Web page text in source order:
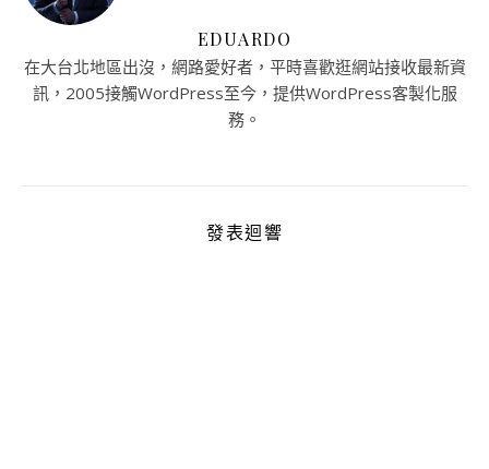
EDUARDO
在大台北地區出沒，網路愛好者，平時喜歡逛網站接收最新資
訊，2005接觸WordPress至今，提供WordPress客製化服
務。
發表迴響